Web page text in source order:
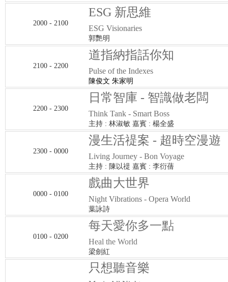
2000 - 2100
ESG 新思維
ESG Visionaries
郭艷明
2100 - 2200
道指納指話你知
Pulse of the Indexes
陳俊文 朱家明
2200 - 2300
日常智庫 - 智識做老闆
Think Tank - Smart Boss
主持 : 林淑敏 嘉賓 : 楊全盛
2300 - 0000
漫生活禔案 - 超時空漫遊
Living Journey - Bon Voyage
主持 : 陳以禔 嘉賓 : 李衍蒨
0000 - 0100
戲曲大世界
Night Vibrations - Opera World
葉詠詩
0100 - 0200
每天愛你多一點
Heal the World
梁劍紅
只想聽音樂